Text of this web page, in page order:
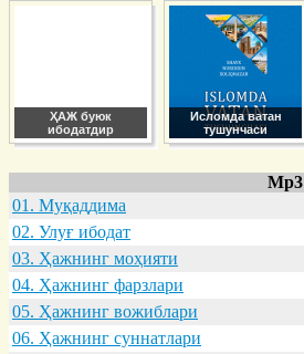
ҲАЖ буюк
ибодатдир
Исломда ватан
тушунчаси
Mp3
01. Муқaддимa
02. Улуғ ибодaт
03. Ҳaжнинг моҳияти
04. Ҳaжнинг фaрзлaри
05. Ҳaжнинг вожиблaри
06. Ҳaжнинг суннaтлaри